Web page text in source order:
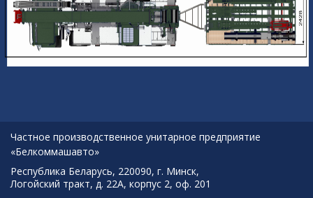
Частное производственное унитарное предприятие
«Белкоммашавто»
Республика Беларусь, 220090, г. Минск,
Логойский тракт, д. 22А, корпус 2, оф. 201